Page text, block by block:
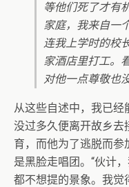
等他们死了才有
家庭，我来自一
连我上学时的校
家酒店里打工。
对他一点尊敬也
从这些自述中，我已经
没过多久便离开故乡去
育，而他为了逃脱而
是黑脸走唱团。“伙计
都不想提的景象。我觉